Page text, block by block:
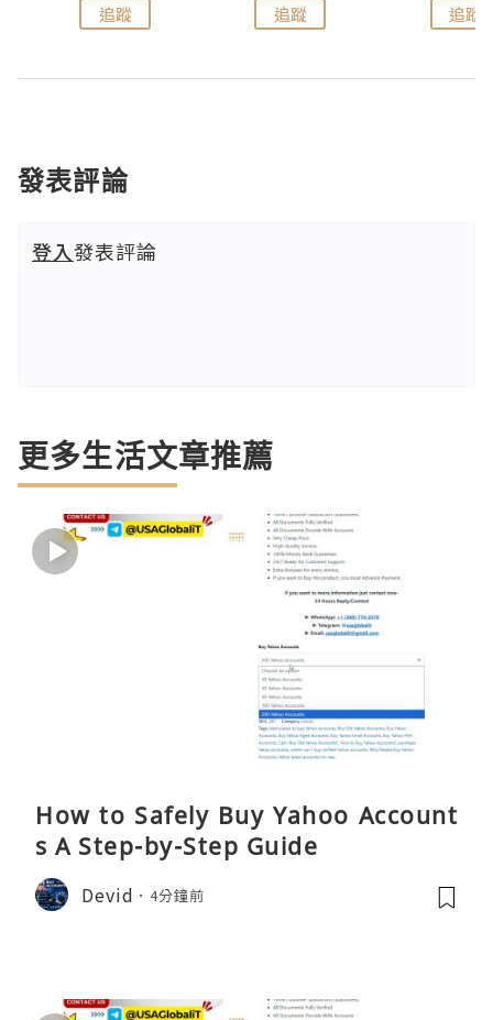
追蹤 追蹤 追蹤
發表評論
登入發表評論
更多生活文章推薦
How to Safely Buy Yahoo Account
s A Step-by-Step Guide
Devid 4分鐘前